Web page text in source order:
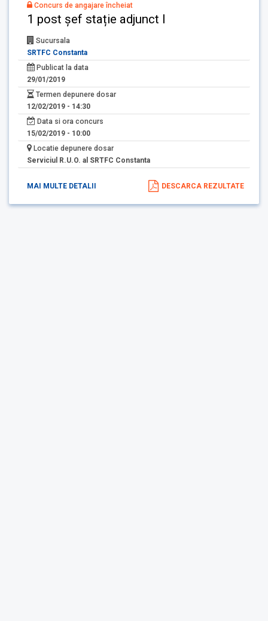
Concurs de angajare încheiat
1 post șef stație adjunct I
Sucursala
SRTFC Constanta
Publicat la data
29/01/2019
Termen depunere dosar
12/02/2019 - 14:30
Data si ora concurs
15/02/2019 - 10:00
Locatie depunere dosar
Serviciul R.U.O. al SRTFC Constanta
MAI MULTE DETALII DESCARCA REZULTATE